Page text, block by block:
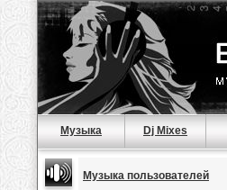
Музыка Dj Mixes
Музыка пользователей